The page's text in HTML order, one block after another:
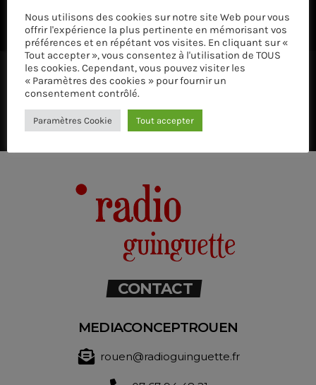
CONTACT
MEDIACONCEPTROUEN
rouen@radioguinguette.fr
Nous utilisons des cookies sur notre site Web pour vous
offrir l'expérience la plus pertinente en mémorisant vos
préférences et en répétant vos visites. En cliquant sur «
Tout accepter », vous consentez à l'utilisation de TOUS
les cookies. Cependant, vous pouvez visiter les
« Paramètres des cookies » pour fournir un
consentement contrôlé.
Paramètres Cookie Tout accepter